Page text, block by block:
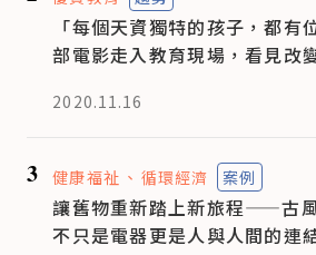
「每個天資獨特的孩子，都有
部電影走入教育現場，看見改
2020.11.16
3 健康福祉 循環經濟 案例
讓舊物重新踏上新旅程——古
不只是電器更是人與人間的連